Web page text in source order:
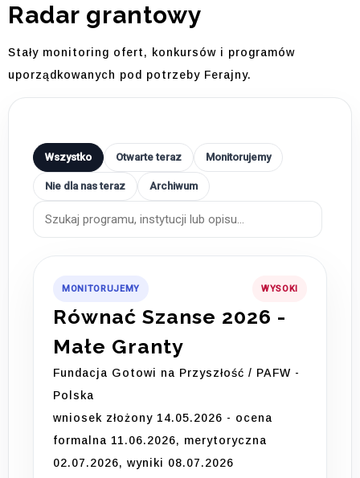
Radar grantowy
Stały monitoring ofert, konkursów i programów
uporządkowanych pod potrzeby Ferajny.
Wszystko Otwarte teraz Monitorujemy
Nie dla nas teraz Archiwum
MONITORUJEMY WYSOKI
Równać Szanse 2026 -
Małe Granty
Fundacja Gotowi na Przyszłość / PAFW -
Polska
wniosek złożony 14.05.2026 - ocena
formalna 11.06.2026, merytoryczna
02.07.2026, wyniki 08.07.2026